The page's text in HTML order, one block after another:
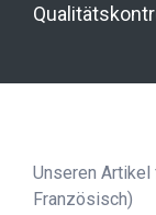
Unseren Artikel
Französisch)